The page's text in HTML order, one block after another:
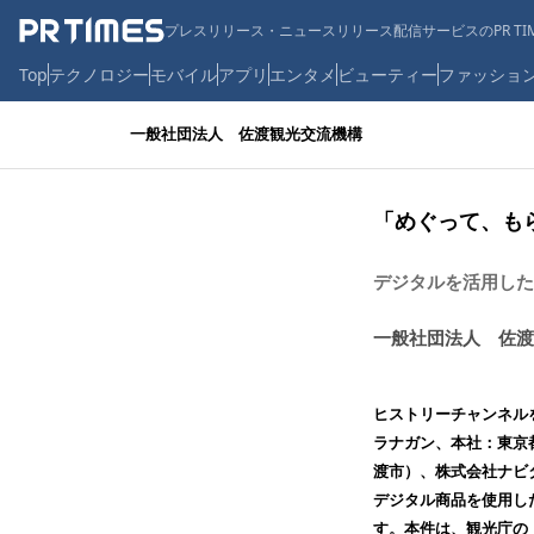
プレスリリース・ニュースリリース配信サービスのPR
Topテクノロジーモバイルアプリ エンタメ ビューティーファッショ
一般社団法人 佐渡観光交流機構
「めぐって、
デジタルを活用し
一般社団法人 佐
ヒストリーチャンネ
ラナガン、本社：東
渡市）、株式会社ナビ
デジタル商品を使用
す。本件は、観光庁